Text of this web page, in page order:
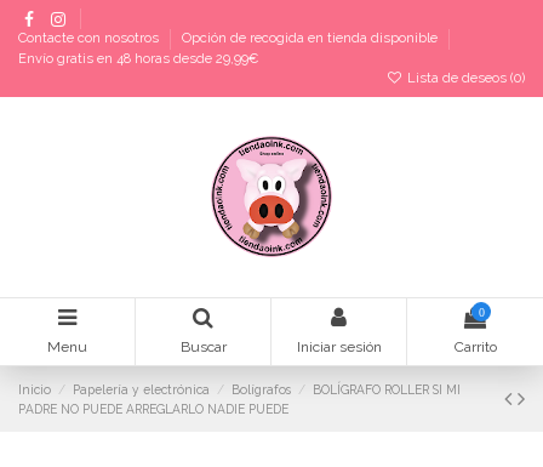
Contacte con nosotros
Opción de recogida en tienda disponible
Envío gratis en 48 horas desde 29,99€
Lista de deseos (0)
Menu Buscar Iniciar sesión
0
Carrito
Inicio Papelería y electrónica Bolígrafos
BOLÍGRAFO ROLLER SI MI
PADRE NO PUEDE ARREGLARLO NADIE PUEDE